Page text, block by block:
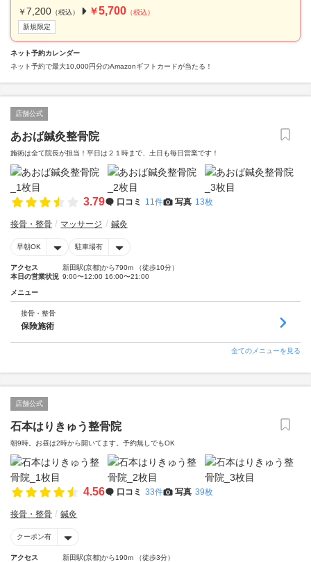
￥ 7,200 （税込） ￥5,700 （税込）
新規限定
ネット予約カレンダー
ネット予約で最大10,000円分のAmazonギフトカードが当たる！
店舗公式
あおば鍼灸整骨院
施術は全て院長が担当！平日は２１時まで、土日も毎日営業です！
3.79 口コミ 11件 写真 13枚
接骨・整骨 マッサージ 鍼灸
早朝OK 駐車場有
アクセス
新田駅(京都)から790m （徒歩10分）
本日の営業状況 9:00〜12:00 16:00〜21:00
メニュー
接骨・整骨
保険施術
全てのメニューを見る
店舗公式
石本はりきゅう整骨院
朝9時。お昼は2時から開いてます。予約無しでもOK
4.56 口コミ 33件 写真 39枚
接骨・整骨 鍼灸
クーポン有
アクセス
新田駅(京都)から190m （徒歩3分）